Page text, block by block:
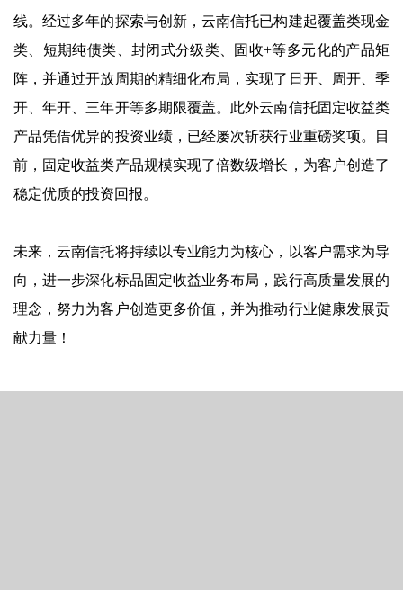
线。经过多年的探索与创新，云南信托已构建起覆盖类现金
类、短期纯债类、封闭式分级类、固收+等多元化的产品矩
阵，并通过开放周期的精细化布局，实现了日开、周开、季
开、年开、三年开等多期限覆盖。此外云南信托固定收益类
产品凭借优异的投资业绩，已经屡次斩获行业重磅奖项。目
前，固定收益类产品规模实现了倍数级增长，为客户创造了
稳定优质的投资回报。
未来，云南信托将持续以专业能力为核心，以客户需求为导
向，进一步深化标品固定收益业务布局，践行高质量发展的
理念，努力为客户创造更多价值，并为推动行业健康发展贡
献力量！